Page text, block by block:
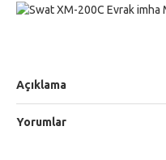
Açıklama
Yorumlar